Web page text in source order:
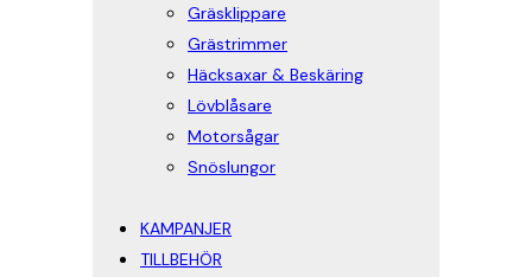
Gräsklippare
Grästrimmer
Häcksaxar & Beskäring
Lövblåsare
Motorsågar
Snöslungor
KAMPANJER
TILLBEHÖR